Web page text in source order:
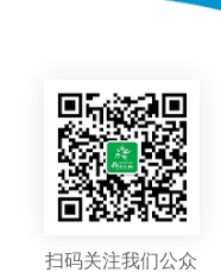
扫码关注我们公众